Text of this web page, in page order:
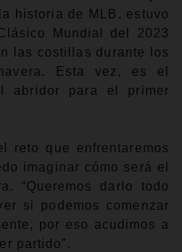
historia de MLB, estuvo
Mundial del 2023
las costillas durante los
Esta vez, es el
abridor para el primer
reto que enfrentaremos
imaginar cómo será el
“Queremos darlo todo
si podemos comenzar
por eso acudimos a
partido”.